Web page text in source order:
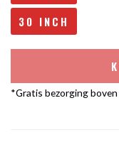
30 INCH
*Gratis bezorging boven